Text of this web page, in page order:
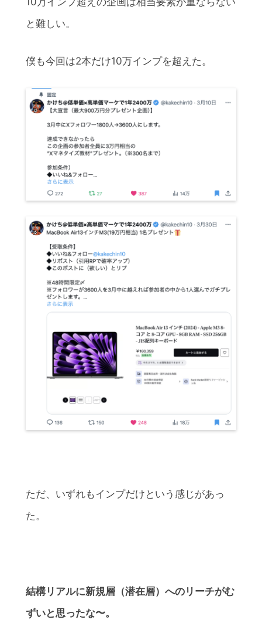
と難しい。
僕も今回は2本だけ10万インプを超えた。
ただ、いずれもインプだけという感じがあっ
た。
結構リアルに新規層（潜在層）へのリーチがむ
ずいと思ったな〜。